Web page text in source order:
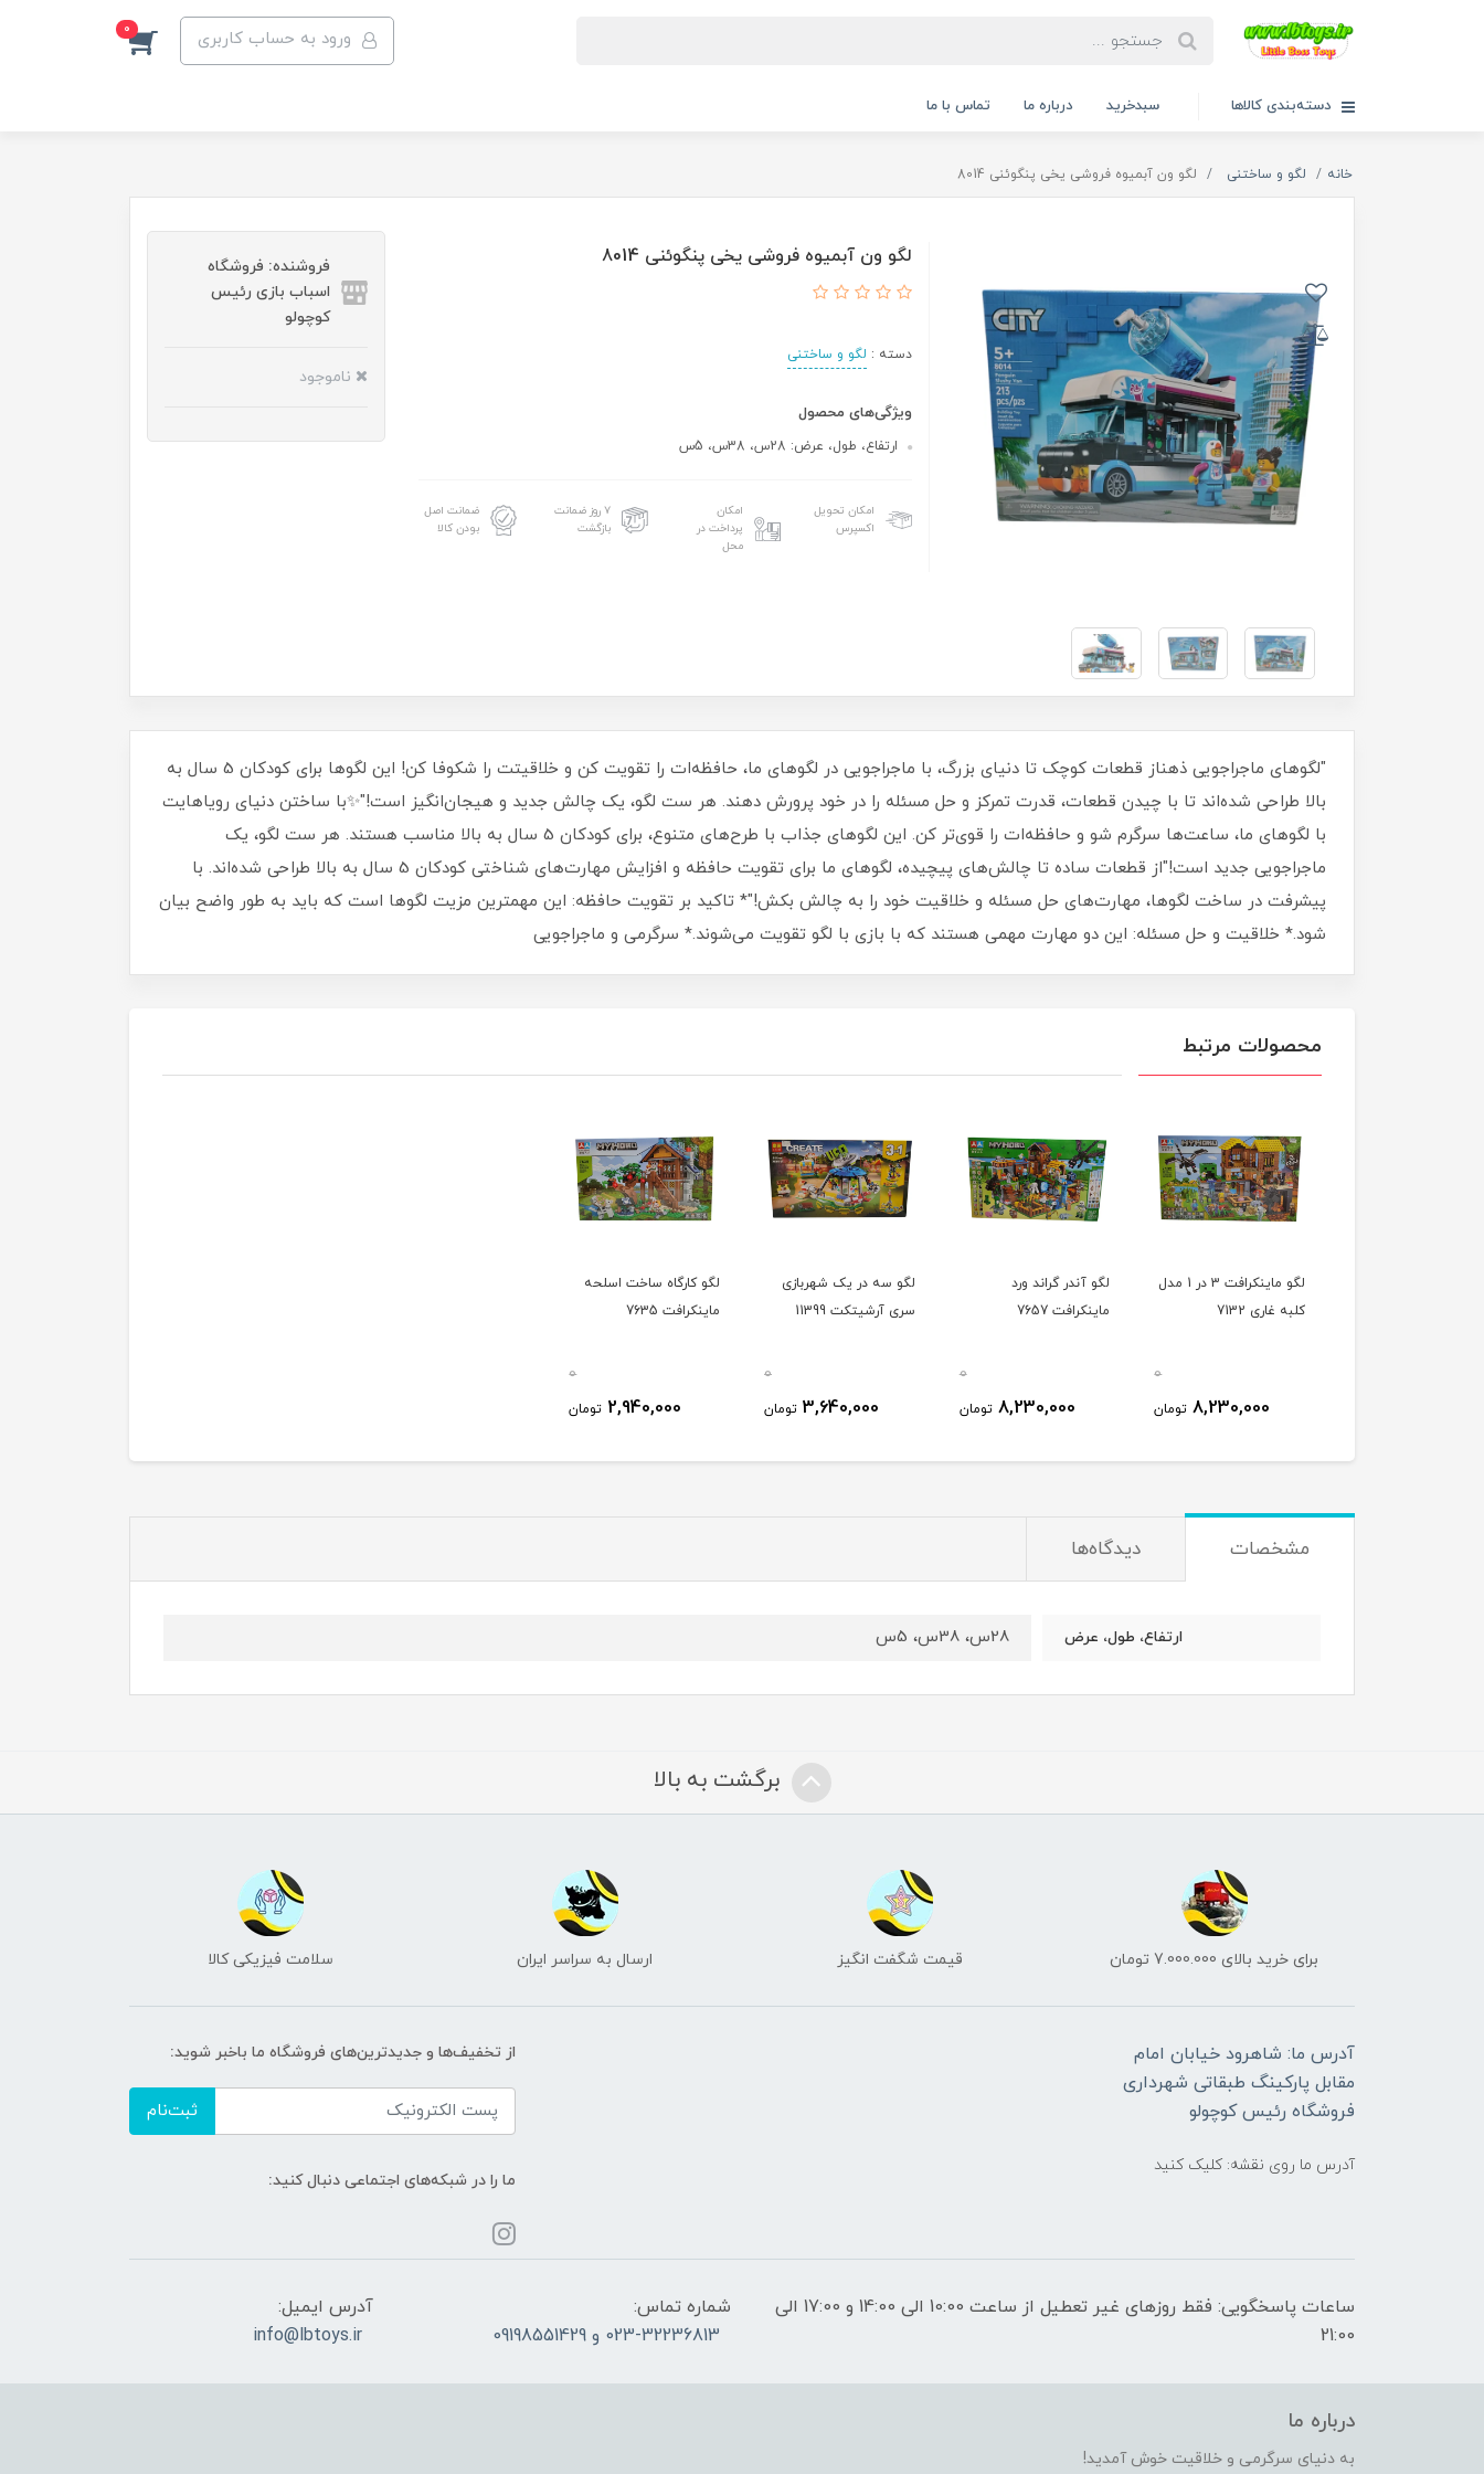
ورود به حساب کاربری 0
دسته‌بندی کالاها سبدخرید درباره ما تماس با ما
خانه لگو و ساختنی لگو ون آبمیوه فروشی یخی پنگوئنی 8014
لگو ون آبمیوه فروشی یخی پنگوئنی 8014
دسته : لگو و ساختنی
ویژگی‌های محصول
ارتفاع، طول، عرض: 28س، 38س، 5س
امکان تحویل
اکسپرس
امکان
پرداخت در
محل
۷ روز ضمانت
بازگشت
ضمانت اصل
بودن کالا
فروشنده: فروشگاه
اسباب بازی رئیس
کوچولو
ناموجود
"لگوهای ماجراجویی ذهناز قطعات کوچک تا دنیای بزرگ، با ماجراجویی در لگوهای ما، حافظه‌ات را تقویت کن و خلاقیتت را شکوفا کن! این لگوها برای کودکان 5 سال به
بالا طراحی شده‌اند تا با چیدن قطعات، قدرت تمرکز و حل مسئله را در خود پرورش دهند. هر ست لگو، یک چالش جدید و هیجان‌انگیز است!"✨با ساختن دنیای رویاهایت
با لگوهای ما، ساعت‌ها سرگرم شو و حافظه‌ات را قوی‌تر کن. این لگوهای جذاب با طرح‌های متنوع، برای کودکان 5 سال به بالا مناسب هستند. هر ست لگو، یک
ماجراجویی جدید است!"از قطعات ساده تا چالش‌های پیچیده، لگوهای ما برای تقویت حافظه و افزایش مهارت‌های شناختی کودکان 5 سال به بالا طراحی شده‌اند. با
پیشرفت در ساخت لگوها، مهارت‌های حل مسئله و خلاقیت خود را به چالش بکش!"* تاکید بر تقویت حافظه: این مهمترین مزیت لگوها است که باید به طور واضح بیان
شود.* خلاقیت و حل مسئله: این دو مهارت مهمی هستند که با بازی با لگو تقویت می‌شوند.* سرگرمی و ماجراجویی
محصولات مرتبط
لگو ماینکرافت 3 در 1 مدل
کلبه غاری 7132
0
8,230,000 تومان
لگو آندر گراند ورد
ماینکرافت 7657
0
8,230,000 تومان
لگو سه در یک شهربازی
سری آرشیتکت 11399
0
3,640,000 تومان
لگو کارگاه ساخت اسلحه
ماینکرافت 7635
0
2,940,000 تومان
مشخصات دیدگاه‌ها
ارتفاع، طول، عرض 28س، 38س، 5س
برگشت به بالا
برای خرید بالای 7.000.000 تومان قیمت شگفت انگیز ارسال به سراسر ایران سلامت فیزیکی کالا
آدرس ما: شاهرود خیابان امام
مقابل پارکینگ طبقاتی شهرداری
فروشگاه رئیس کوچولو
آدرس ما روی نقشه: کلیک کنید
از تخفیف‌ها و جدیدترین‌های فروشگاه ما باخبر شوید:
ثبت‌نام
ما را در شبکه‌های اجتماعی دنبال کنید:
ساعات پاسخگویی: فقط روزهای غیر تعطیل از ساعت 10:00 الی 14:00 و 17:00 الی
21:00
شماره تماس:
023-32236813 و 09198551429
آدرس ایمیل:
info@lbtoys.ir
درباره ما
به دنیای سرگرمی و خلاقیت خوش آمدید!